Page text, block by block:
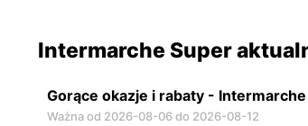
Intermarche Super
Gorące okazje i rabaty - Intermarche
Ważna od 2026-08-06 do 2026-08-12